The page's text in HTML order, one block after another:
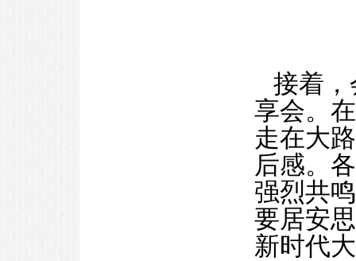
接着
享会。
走在大
后感。
强烈共
要居安
新时代